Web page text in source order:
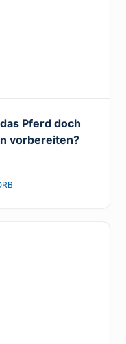
Pferd doch
vorbereiten?